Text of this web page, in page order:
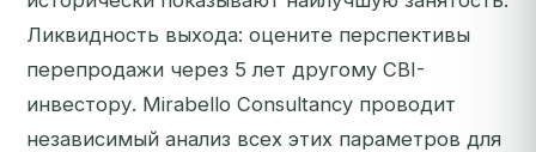
Ликвидность выхода: оцените перспективы
перепродажи через 5 лет другому CBI-
инвестору. Mirabello Consultancy проводит
независимый анализ всех этих параметров для